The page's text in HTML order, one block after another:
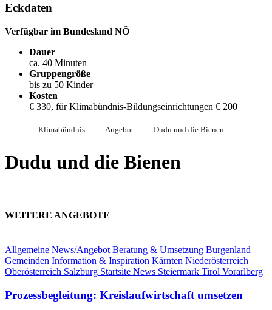
Eckdaten
Verfügbar im Bundesland NÖ
Dauer
ca. 40 Minuten
Gruppengröße
bis zu 50 Kinder
Kosten
€ 330, für Klimabündnis-Bildungseinrichtungen € 200
Klimabündnis Angebot Dudu und die Bienen
Dudu und die Bienen
WEITERE ANGEBOTE
Allgemeine News/Angebot Beratung & Umsetzung Burgenland
Gemeinden Information & Inspiration Kärnten Niederösterreich
Oberösterreich Salzburg Startsite News Steiermark Tirol Vorarlberg
Prozessbegleitung: Kreislaufwirtschaft umsetzen